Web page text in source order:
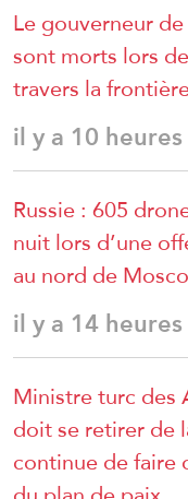
Le gouverneur
sont morts lors
travers la
il y a 10 heures
Russie : 605
nuit lors d’une
au nord de
il y a 14 heures
Ministre turc des
doit se retirer de
continue de faire